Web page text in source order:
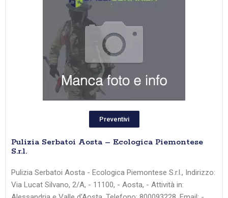
Preventivi
Pulizia Serbatoi Aosta – Ecologica Piemontese
S.r.l.
Pulizia Serbatoi Aosta - Ecologica Piemontese S.r.l., Indirizzo:
Via Lucat Silvano, 2/A, - 11100, - Aosta, - Attività in: